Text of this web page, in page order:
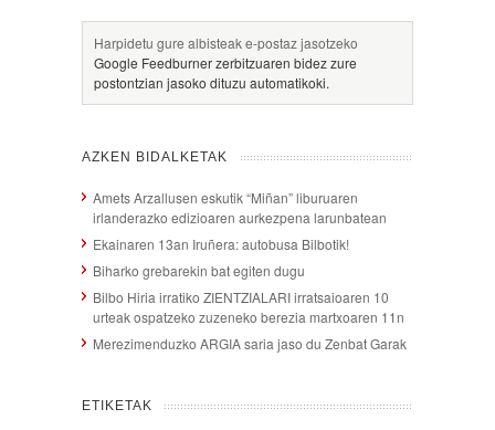
Harpidetu gure albisteak e-postaz jasotzeko
Google Feedburner zerbitzuaren bidez zure
postontzian jasoko dituzu automatikoki.
AZKEN BIDALKETAK
Amets Arzallusen eskutik “Miñan” liburuaren
irlanderazko edizioaren aurkezpena larunbatean
Ekainaren 13an Iruñera: autobusa Bilbotik!
Biharko grebarekin bat egiten dugu
Bilbo Hiria irratiko ZIENTZIALARI irratsaioaren 10
urteak ospatzeko zuzeneko berezia martxoaren 11n
Merezimenduzko ARGIA saria jaso du Zenbat Garak
ETIKETAK